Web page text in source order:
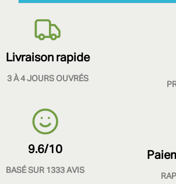
Livraison rapide
3 À 4 JOURS OUVRÉS
9.6/10
BASÉ SUR 1333 AVIS